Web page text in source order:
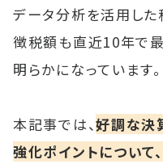
データ分析を活用した
徴税額も直近10年で
明らかになっています。
本記事では、好調な決
強化ポイントについて